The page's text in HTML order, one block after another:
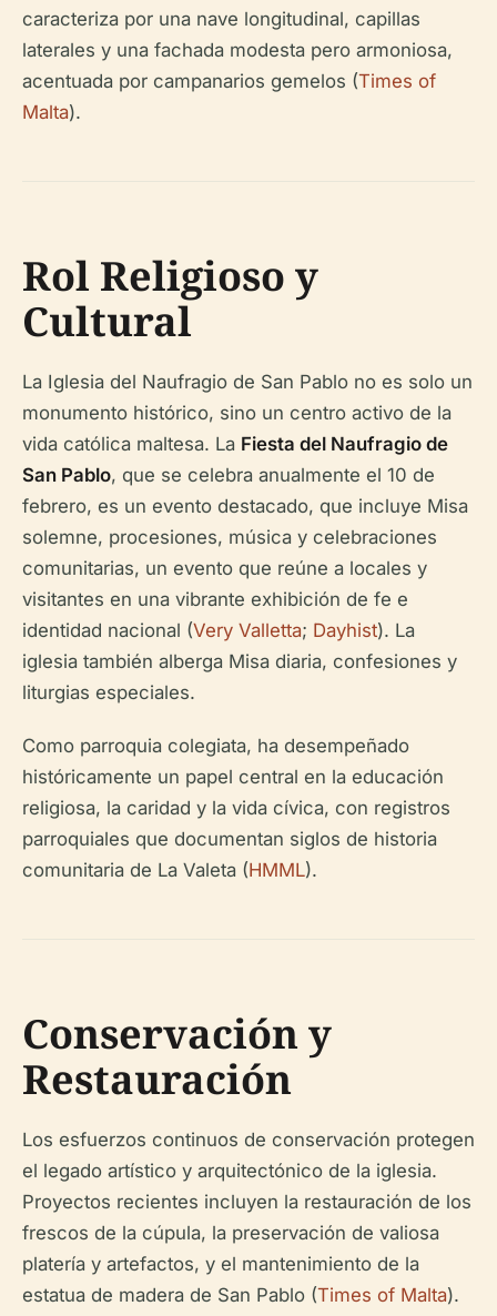
caracteriza por una nave longitudinal, capillas
laterales y una fachada modesta pero armoniosa,
acentuada por campanarios gemelos (Times of
Malta).
Rol Religioso y
Cultural
La Iglesia del Naufragio de San Pablo no es solo un
monumento histórico, sino un centro activo de la
vida católica maltesa. La Fiesta del Naufragio de
San Pablo, que se celebra anualmente el 10 de
febrero, es un evento destacado, que incluye Misa
solemne, procesiones, música y celebraciones
comunitarias, un evento que reúne a locales y
visitantes en una vibrante exhibición de fe e
identidad nacional (Very Valletta; Dayhist). La
iglesia también alberga Misa diaria, confesiones y
liturgias especiales.
Como parroquia colegiata, ha desempeñado
históricamente un papel central en la educación
religiosa, la caridad y la vida cívica, con registros
parroquiales que documentan siglos de historia
comunitaria de La Valeta (HMML).
Conservación y
Restauración
Los esfuerzos continuos de conservación protegen
el legado artístico y arquitectónico de la iglesia.
Proyectos recientes incluyen la restauración de los
frescos de la cúpula, la preservación de valiosa
platería y artefactos, y el mantenimiento de la
estatua de madera de San Pablo (Times of Malta).